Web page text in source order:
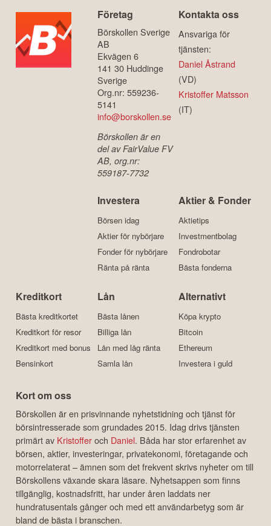
Företag
Börskollen Sverige
AB
Ekvägen 6
141 30 Huddinge
Sverige
Org.nr: 559236-
5141
info@borskollen.se
Börskollen är en
del av FairValue FV
AB, org.nr:
559187-7732
Kontakta oss
Ansvariga för
tjänsten:
Daniel Åstrand
(VD)
Kristoffer Matsson
(IT)
Investera
Börsen idag
Aktier för nybörjare
Fonder för nybörjare
Ränta på ränta
Aktier & Fonder
Aktietips
Investmentbolag
Fondrobotar
Bästa fonderna
Kreditkort
Bästa kreditkortet
Kreditkort för resor
Kreditkort med bonus
Bensinkort
Lån
Bästa lånen
Billiga lån
Lån med låg ränta
Samla lån
Alternativt
Köpa krypto
Bitcoin
Ethereum
Investera i guld
Kort om oss
Börskollen är en prisvinnande nyhetstidning och tjänst för
börsintresserade som grundades 2015. Idag drivs tjänsten
primärt av Kristofferoch Daniel. Båda har stor erfarenhet av
börsen, aktier, investeringar, privatekonomi, företagande och
motorrelaterat – ämnen som det frekvent skrivs nyheter om till
Börskollens växande skara läsare. Nyhetsappen som finns
tillgänglig, kostnadsfritt, har under åren laddats ner
hundratusentals gånger och med ett användarbetyg som är
bland de bästa i branschen.